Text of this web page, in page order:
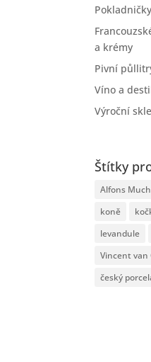
a krémy
Pivní
Víno a
Výroční
Štítky
Alfons
koně
levandule
Vincent van
český